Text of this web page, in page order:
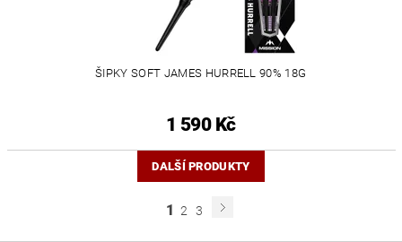
ŠIPKY SOFT JAMES HURRELL 90% 18G
1 590 Kč
DALŠÍ PRODUKTY
1 2 3